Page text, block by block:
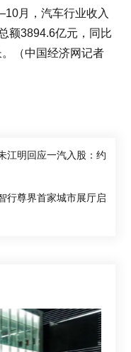
月，汽车行业收入
额3894.6亿元，同比
（中国经济网记者
江明回应一汽入股：约
行尊界首家城市展厅启